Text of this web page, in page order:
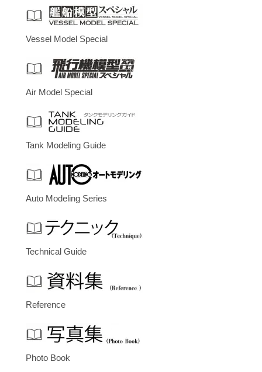
Vessel Model Special
Air Model Special
Tank Modeling Guide
Auto Modeling Series
Technical Guide
Reference
Photo Book